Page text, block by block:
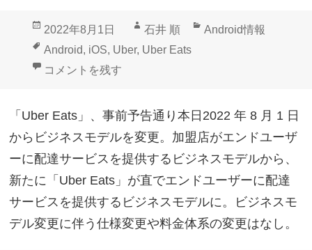
投
稿
日:
2022年8月1日
作
成
石井 順
カ
Android情報
タ
グ
Android, iOS, Uber, Uber Eats
「Uber Eats」配達サービスビジネスモデルをUber直
コメントを残す
「Uber Eats」、事前予告通り本日2022 年 8 月 1 日
からビジネスモデルを変更。加盟店がエンドユーザ
ーに配達サービスを提供するビジネスモデルから、
新たに「Uber Eats」が直でエンドユーザーに配達
サービスを提供するビジネスモデルに。ビジネスモ
デル変更に伴う仕様変更や料金体系の変更はなし。